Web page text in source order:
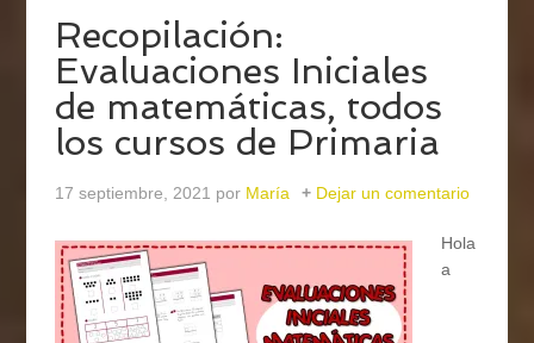
Recopilación:
Evaluaciones Iniciales
de matemáticas, todos
los cursos de Primaria
17 septiembre, 2021 por María Dejar un comentario
Hola
a